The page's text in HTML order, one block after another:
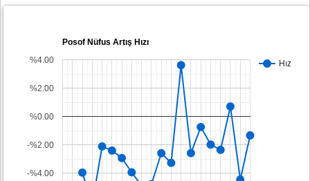
Posof Nüfus Artış Hızı
Hız
-%4.00
-%2.00
%0.00
%2.00
%4.00